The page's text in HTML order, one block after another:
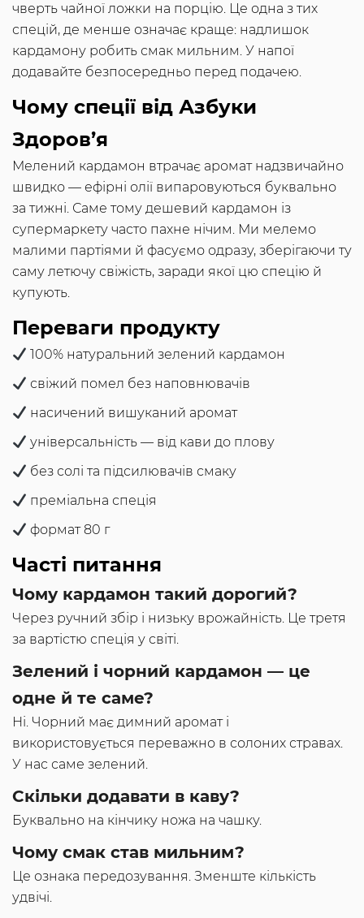
чверть чайної ложки на порцію. Це одна з тих
спецій, де менше означає краще: надлишок
кардамону робить смак мильним. У напої
додавайте безпосередньо перед подачею.
Чому спеції від Азбуки
Здоров’я
Мелений кардамон втрачає аромат надзвичайно
швидко — ефірні олії випаровуються буквально
за тижні. Саме тому дешевий кардамон із
супермаркету часто пахне нічим. Ми мелемо
малими партіями й фасуємо одразу, зберігаючи ту
саму летючу свіжість, заради якої цю спецію й
купують.
Переваги продукту
100% натуральний зелений кардамон
свіжий помел без наповнювачів
насичений вишуканий аромат
універсальність — від кави до плову
без солі та підсилювачів смаку
преміальна спеція
формат 80 г
Часті питання
Чому кардамон такий дорогий?
Через ручний збір і низьку врожайність. Це третя
за вартістю спеція у світі.
Зелений і чорний кардамон — це
одне й те саме?
Ні. Чорний має димний аромат і
використовується переважно в солоних стравах.
У нас саме зелений.
Скільки додавати в каву?
Буквально на кінчику ножа на чашку.
Чому смак став мильним?
Це ознака передозування. Зменште кількість
удвічі.